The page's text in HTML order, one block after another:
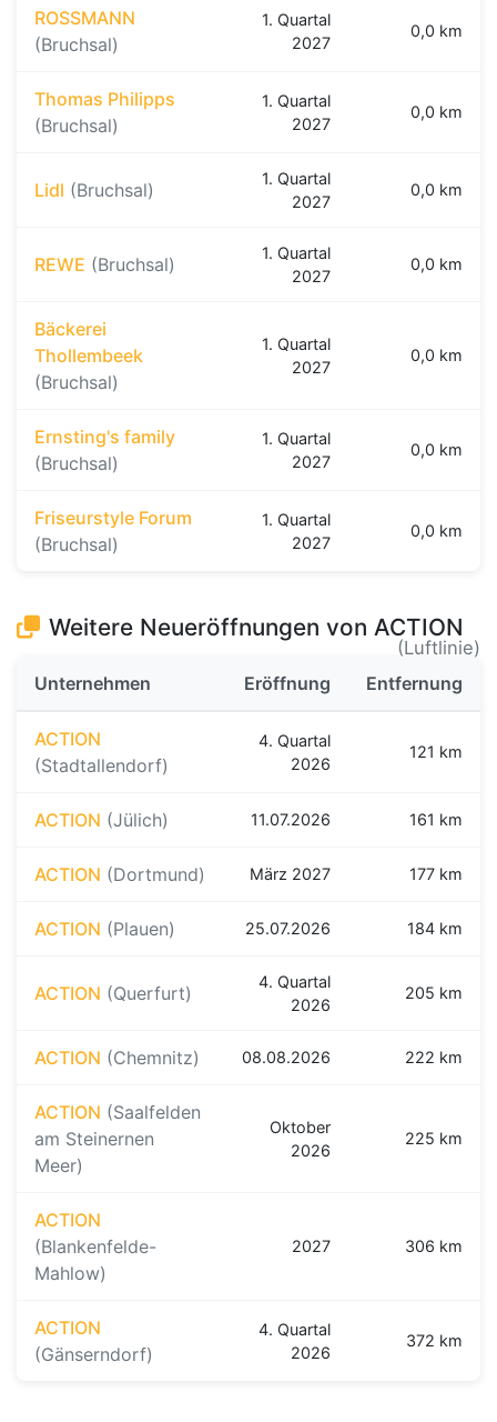
ROSSMANN
(Bruchsal)
1. Quartal
2027
0,0 km
Thomas Philipps
(Bruchsal)
1. Quartal
2027
0,0 km
Lidl (Bruchsal)
1. Quartal
2027
0,0 km
REWE (Bruchsal)
1. Quartal
2027
0,0 km
Bäckerei
Thollembeek
(Bruchsal)
1. Quartal
2027
0,0 km
Ernsting's family
(Bruchsal)
1. Quartal
2027
0,0 km
Friseurstyle Forum
(Bruchsal)
1. Quartal
2027
0,0 km
Weitere Neueröffnungen von ACTION
(Luftlinie)
Unternehmen
Eröffnung Entfernung
ACTION
(Stadtallendorf)
4. Quartal
2026
121 km
ACTION (Jülich) 11.07.2026 161 km
ACTION (Dortmund) März 2027 177 km
ACTION (Plauen) 25.07.2026 184 km
ACTION (Querfurt)
4. Quartal
2026
205 km
ACTION (Chemnitz) 08.08.2026 222 km
ACTION (Saalfelden
am Steinernen
Meer)
Oktober
2026
225 km
ACTION
(Blankenfelde-
Mahlow)
2027 306 km
ACTION
(Gänserndorf)
4. Quartal
2026
372 km